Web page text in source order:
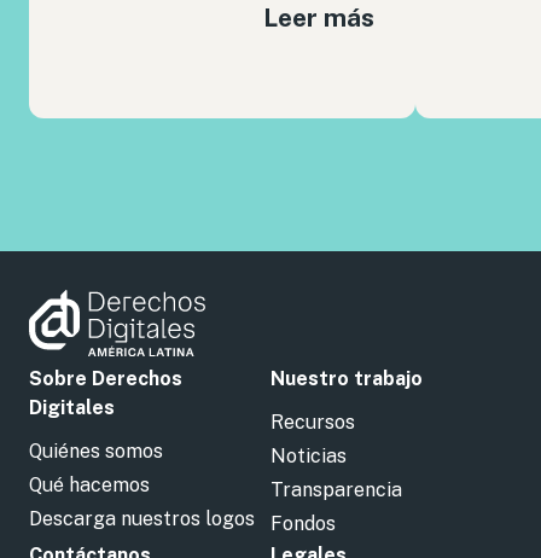
Leer más
Sobre Derechos
Digitales
Quiénes somos
Qué hacemos
Descarga nuestros logos
Nuestro trabajo
Recursos
Noticias
Transparencia
Fondos